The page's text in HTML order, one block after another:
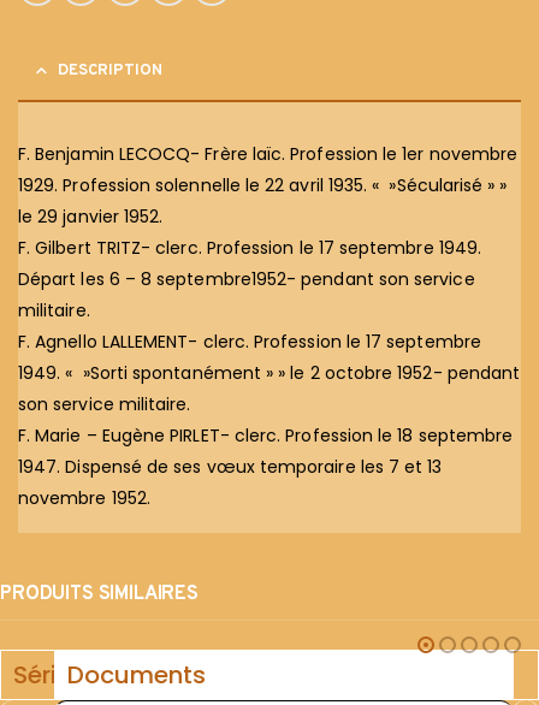
DESCRIPTION
F. Benjamin LECOCQ- Frère laïc. Profession le 1er novembre
1929. Profession solennelle le 22 avril 1935. « »Sécularisé » »
le 29 janvier 1952.
F. Gilbert TRITZ- clerc. Profession le 17 septembre 1949.
Départ les 6 – 8 septembre1952- pendant son service
militaire.
F. Agnello LALLEMENT- clerc. Profession le 17 septembre
1949. « »Sorti spontanément » » le 2 octobre 1952- pendant
son service militaire.
F. Marie – Eugène PIRLET- clerc. Profession le 18 septembre
1947. Dispensé de ses vœux temporaire les 7 et 13
novembre 1952.
PRODUITS SIMILAIRES
SérieDocuments